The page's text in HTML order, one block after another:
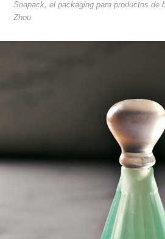
Soapack, el packaging para productos de
Zhou